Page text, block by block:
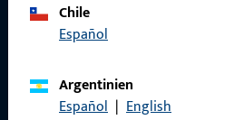
Chile
Español
Argentinien
Español | English